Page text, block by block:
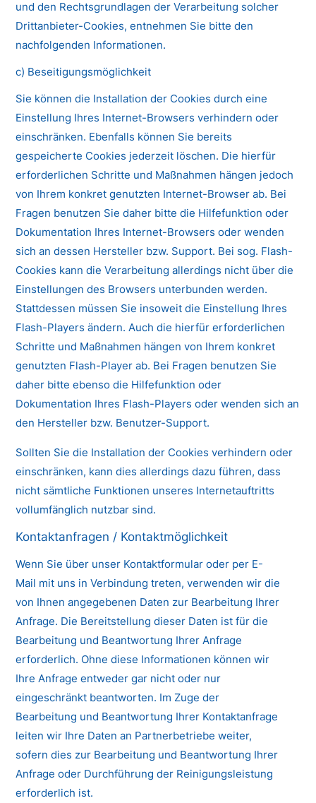
und den Rechtsgrundlagen der Verarbeitung solcher
Drittanbieter-Cookies, entnehmen Sie bitte den
nachfolgenden Informationen.
c) Beseitigungsmöglichkeit
Sie können die Installation der Cookies durch eine
Einstellung Ihres Internet-Browsers verhindern oder
einschränken. Ebenfalls können Sie bereits
gespeicherte Cookies jederzeit löschen. Die hierfür
erforderlichen Schritte und Maßnahmen hängen jedoch
von Ihrem konkret genutzten Internet-Browser ab. Bei
Fragen benutzen Sie daher bitte die Hilfefunktion oder
Dokumentation Ihres Internet-Browsers oder wenden
sich an dessen Hersteller bzw. Support. Bei sog. Flash-
Cookies kann die Verarbeitung allerdings nicht über die
Einstellungen des Browsers unterbunden werden.
Stattdessen müssen Sie insoweit die Einstellung Ihres
Flash-Players ändern. Auch die hierfür erforderlichen
Schritte und Maßnahmen hängen von Ihrem konkret
genutzten Flash-Player ab. Bei Fragen benutzen Sie
daher bitte ebenso die Hilfefunktion oder
Dokumentation Ihres Flash-Players oder wenden sich an
den Hersteller bzw. Benutzer-Support.
Sollten Sie die Installation der Cookies verhindern oder
einschränken, kann dies allerdings dazu führen, dass
nicht sämtliche Funktionen unseres Internetauftritts
vollumfänglich nutzbar sind.
Kontaktanfragen / Kontaktmöglichkeit
Wenn Sie über unser Kontaktformular oder per E-
Mail mit uns in Verbindung treten, verwenden wir die
von Ihnen angegebenen Daten zur Bearbeitung Ihrer
Anfrage. Die Bereitstellung dieser Daten ist für die
Bearbeitung und Beantwortung Ihrer Anfrage
erforderlich. Ohne diese Informationen können wir
Ihre Anfrage entweder gar nicht oder nur
eingeschränkt beantworten. Im Zuge der
Bearbeitung und Beantwortung Ihrer Kontaktanfrage
leiten wir Ihre Daten an Partnerbetriebe weiter,
sofern dies zur Bearbeitung und Beantwortung Ihrer
Anfrage oder Durchführung der Reinigungsleistung
erforderlich ist.